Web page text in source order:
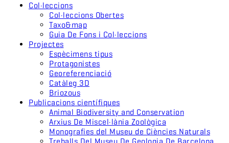
Col·leccions
Col·leccions Obertes
Taxo&map
Guia De Fons i Col·leccions
Projectes
Espècimens tipus
Protagonistes
Georeferenciació
Catàleg 3D
Briozous
Publicacions científiques
Animal Biodiversity and Conservation
Arxius De Miscel·lània Zoològica
Monografies del Museu de Ciències Naturals